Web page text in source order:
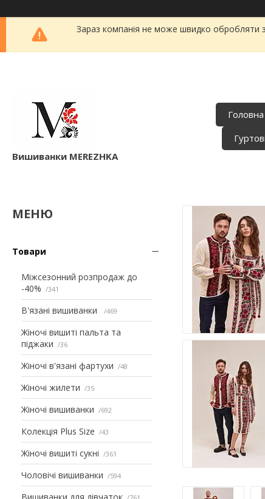
Зараз компанія не може швидко обробляти
Вишиванки MEREZHKA
Головна
Товари
Міжсезонний розпродаж до
-40%
341
В'язані вишиванки 469
Жіночі вишиті пальта та
піджаки
36
Жіночі в'язані фартухи 48
Жіночі жилети 35
Жіночі вишиванки 692
Колекція Plus Size 43
Жіночі вишиті сукні 361
Чоловічі вишиванки 594
Вишиванки для дівчаток